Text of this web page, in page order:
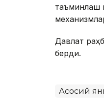
таъминлаш
Давлат
берди.
Асосий